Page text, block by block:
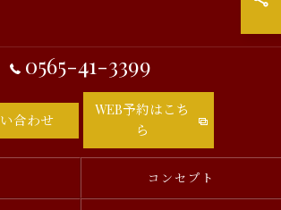
0565-41-3399
合わせ
WEB予約はこち
ら
コンセプト